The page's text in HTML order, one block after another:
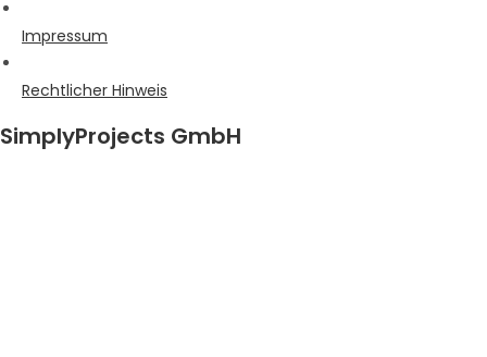
Impressum
Rechtlicher Hinweis
SimplyProjects GmbH